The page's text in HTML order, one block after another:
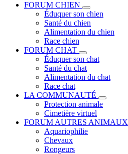
FORUM CHIEN
Éduquer son chien
Santé du chien
Alimentation du chien
Race chien
FORUM CHAT
Éduquer son chat
Santé du chat
Alimentation du chat
Race chat
LA COMMUNAUTÉ
Protection animale
Cimetière virtuel
FORUM AUTRES ANIMAUX
Aquariophilie
Chevaux
Rongeurs